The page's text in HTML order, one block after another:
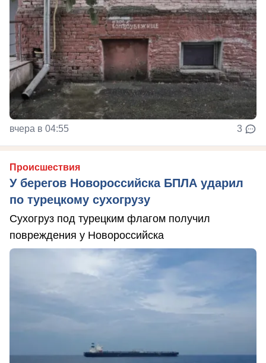
вчера в 04:55 3
Происшествия
У берегов Новороссийска БПЛА ударил
по турецкому сухогрузу
Сухогруз под турецким флагом получил
повреждения у Новороссийска